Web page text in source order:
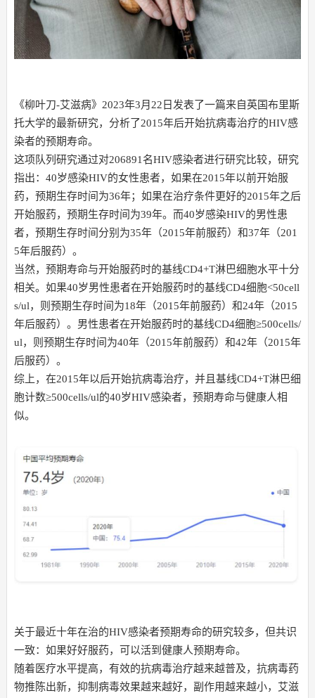
《柳叶刀-艾滋病》2023年3月22日发表了一篇来自英国布里斯
托大学的最新研究，分析了2015年后开始抗病毒治疗的HIV感
染者的预期寿命。
这项队列研究通过对206891名HIV感染者进行研究比较，研究
指出：40岁感染HIV的女性患者，如果在2015年以前开始服
药，预期生存时间为36年；如果在治疗条件更好的2015年之后
开始服药，预期生存时间为39年。而40岁感染HIV的男性患
者，预期生存时间分别为35年（2015年前服药）和37年（201
5年后服药）。
当然，预期寿命与开始服药时的基线CD4+T淋巴细胞水平十分
相关。如果40岁男性患者在开始服药时的基线CD4细胞<50cell
s/ul，则预期生存时间为18年（2015年前服药）和24年（2015
年后服药）。男性患者在开始服药时的基线CD4细胞≥500cells/
ul，则预期生存时间为40年（2015年前服药）和42年（2015年
后服药）。
综上，在2015年以后开始抗病毒治疗，并且基线CD4+T淋巴细
胞计数≥500cells/ul的40岁HIV感染者，预期寿命与健康人相
似。
关于最近十年在治的HIV感染者预期寿命的研究较多，但共识
一致：如果好好服药，可以活到健康人预期寿命。
随着医疗水平提高，有效的抗病毒治疗越来越普及，抗病毒药
物推陈出新，抑制病毒效果越来越好，副作用越来越小，艾滋